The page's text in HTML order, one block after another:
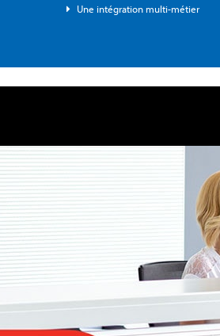
Une intégration multi-métier